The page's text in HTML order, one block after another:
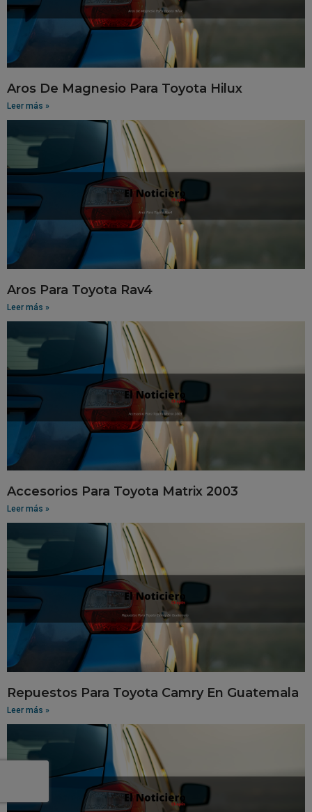
Aros De Magnesio Para Toyota Hilux
Leer más »
Aros Para Toyota Rav4
Leer más »
Accesorios Para Toyota Matrix 2003
Leer más »
Repuestos Para Toyota Camry En Guatemala
Leer más »